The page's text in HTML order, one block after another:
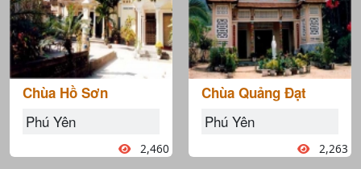
Chùa Hồ Sơn
Phú Yên
2,460
Chùa Quảng Đạt
Phú Yên
2,263